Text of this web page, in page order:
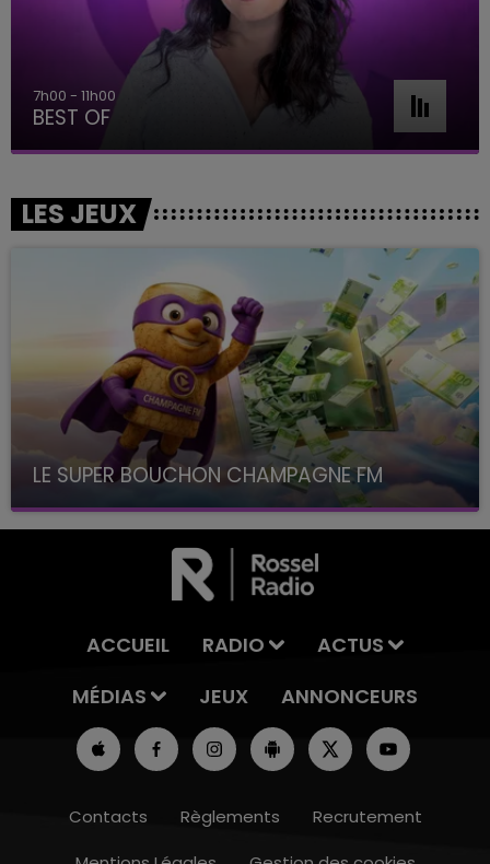
7h00 - 11h00
BEST OF
LES JEUX
LE SUPER BOUCHON CHAMPAGNE FM
avec La Famille Champagne FM, à 8H10
ACCUEIL RADIO
ACTUS
MÉDIAS
JEUX ANNONCEURS
Contacts Règlements
Recrutement